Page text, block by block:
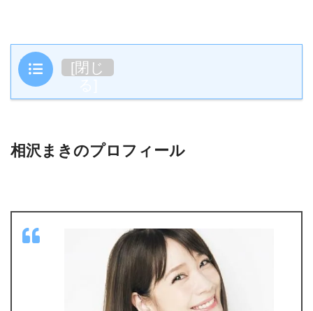
目次 [閉じ
相沢まきのプロフィール